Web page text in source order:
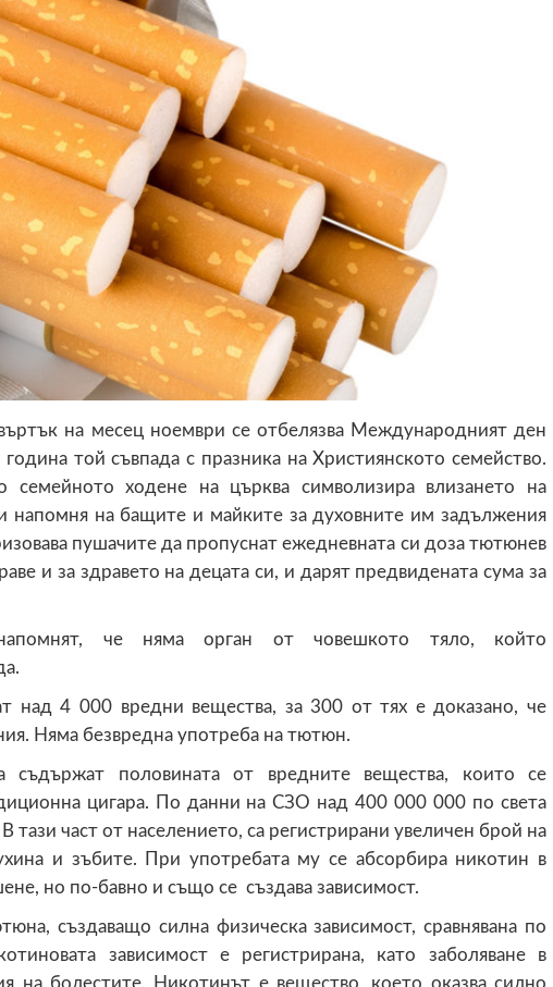
на месец ноември се отбелязва Международният ден
той съвпада с празника на Християнското семейство.
ходене на църква символизира влизането на
напомня на бащите и майките за духовните им задължения
пушачите да пропуснат ежедневната си доза тютюнев
и за здравето на децата си, и дарят предвидената сума за
че няма орган от човешкото тяло, който
над 4 000 вредни вещества, за 300 от тях е доказано, че
Няма безвредна употреба на тютюн.
съдържат половината от вредните вещества, които се
цигара. По данни на СЗО над 400 000 000 по света
част от населението, са регистрирани увеличен брой на
и зъбите. При употребата му се абсорбира никотин в
но по-бавно и също се създава зависимост.
създаващо силна физическа зависимост, сравнявана по
зависимост е регистрирана, като заболяване в
на болестите. Никотинът е вещество, което оказва силно